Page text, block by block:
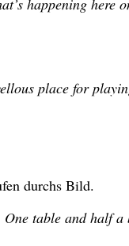
happening here
place for
durchs Bild.
One table and half a